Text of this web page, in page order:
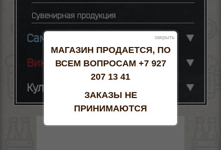
Сувенирная продукция
Самогоноварение
Виноделие
Кулинария
закрыть
МАГАЗИН ПРОДАЕТСЯ, ПО
ВСЕМ ВОПРОСАМ +7 927
207 13 41
ЗАКАЗЫ НЕ
ПРИНИМАЮТСЯ